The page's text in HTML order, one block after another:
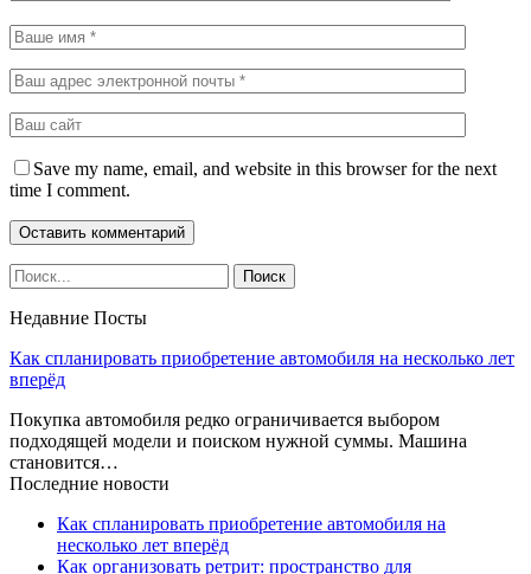
Save my name, email, and website in this browser for the next
time I comment.
Недавние Посты
Как спланировать приобретение автомобиля на несколько лет
вперёд
Покупка автомобиля редко ограничивается выбором
подходящей модели и поиском нужной суммы. Машина
становится…
Последние новости
Как спланировать приобретение автомобиля на
несколько лет вперёд
Как организовать ретрит: пространство для